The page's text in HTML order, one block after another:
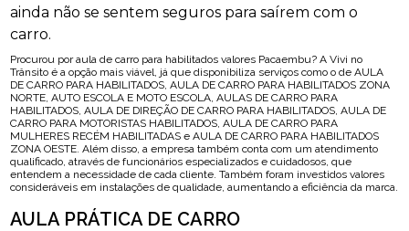
ainda não se sentem seguros para saírem com o
carro.
Procurou por aula de carro para habilitados valores Pacaembu? A Vivi no
Trânsito é a opção mais viável, já que disponibiliza serviços como o de AULA
DE CARRO PARA HABILITADOS, AULA DE CARRO PARA HABILITADOS ZONA
NORTE, AUTO ESCOLA E MOTO ESCOLA, AULAS DE CARRO PARA
HABILITADOS, AULA DE DIREÇÃO DE CARRO PARA HABILITADOS, AULA DE
CARRO PARA MOTORISTAS HABILITADOS, AULA DE CARRO PARA
MULHERES RECÉM HABILITADAS e AULA DE CARRO PARA HABILITADOS
ZONA OESTE. Além disso, a empresa também conta com um atendimento
qualificado, através de funcionários especializados e cuidadosos, que
entendem a necessidade de cada cliente. Também foram investidos valores
consideráveis em instalações de qualidade, aumentando a eficiência da marca.
AULA PRÁTICA DE CARRO